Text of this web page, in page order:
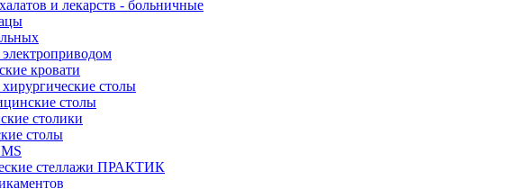
и лекарств - больничные
кровати
столы
столы
столики
столы
стеллажи ПРАКТИК